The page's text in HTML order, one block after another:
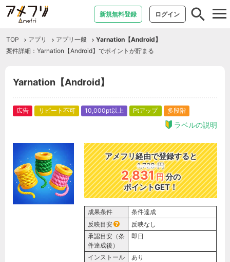
新規無料登録 ログイン
TOP アプリ アプリ一般
Yarnation【Android】
案件詳細：Yarnation【Android】でポイントが貯まる
Yarnation【Android】
広告 リピート不可 10,000pt以上 Ptアップ 多段階
ラベルの説明
アメフリ経由で登録すると
1,728 円
2,831円分の
ポイントGET！
成果条件
条件達成
反映目安
反映なし
承認目安（条
件達成後）
即日
インストール
あり